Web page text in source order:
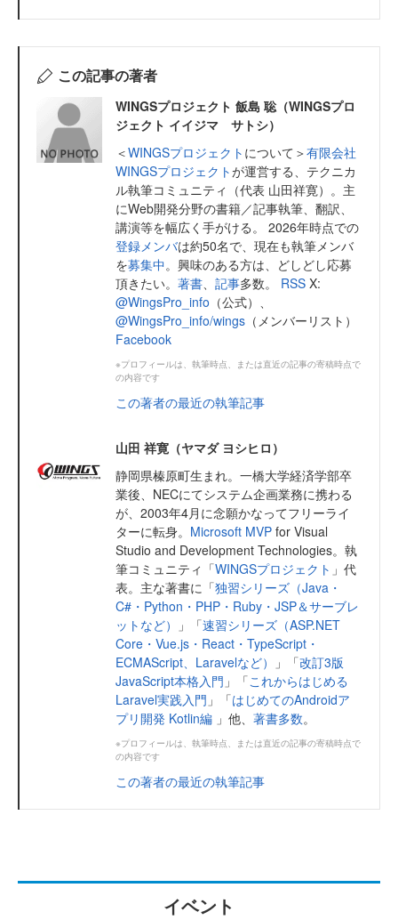
この記事の著者
WINGSプロジェクト 飯島 聡（WINGSプロ
ジェクト イイジマ サトシ）
＜WINGSプロジェクト について＞有限会社
WINGSプロジェクトが運営する、テクニカ
ル執筆コミュニティ（代表 山田祥寛）。主
にWeb開発分野の書籍／記事執筆、翻訳、
講演等を幅広く手がける。 2026年時点での
登録メンバは約50名で、現在も執筆メンバ
を募集中。興味のある方は、どしどし応募
頂きたい。 著書、 記事多数。 RSS X:
@WingsPro_info （公式）、
@WingsPro_info/wings （メンバーリスト）
Facebook
※プロフィールは、執筆時点、または直近の記事の寄稿時点で
の内容です
この著者の最近の執筆記事
山田 祥寛（ヤマダ ヨシヒロ）
静岡県榛原町生まれ。一橋大学経済学部卒
業後、NECにてシステム企画業務に携わる
が、2003年4月に念願かなってフリーライ
ターに転身。 Microsoft MVP for Visual
Studio and Development Technologies。執
筆コミュニティ「WINGSプロジェクト 」代
表。主な著書に「独習シリーズ（Java・
C#・Python・PHP・Ruby・JSP＆サーブレ
ットなど）
」「速習シリーズ（ASP.NET
Core・Vue.js・React・TypeScript・
ECMAScript、Laravelなど）
」「改訂3版
JavaScript本格入門 」「これからはじめる
Laravel実践入門 」「はじめてのAndroidア
プリ開発 Kotlin編 」他、 著書多数。
※プロフィールは、執筆時点、または直近の記事の寄稿時点で
の内容です
この著者の最近の執筆記事
イベント